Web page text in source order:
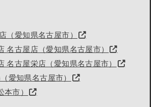
（愛知県名古屋市）
名古屋店（愛知県名古屋市）
名古屋栄店（愛知県名古屋市）
愛知県名古屋市）
市）